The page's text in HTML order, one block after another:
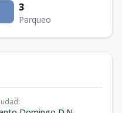
3
Parqueo
: